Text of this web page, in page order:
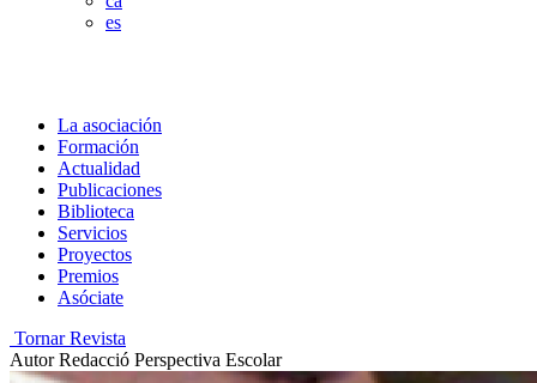
es
La asociación
Formación
Actualidad
Publicaciones
Biblioteca
Servicios
Proyectos
Premios
Asóciate
Tornar Revista
Autor Redacció Perspectiva Escolar